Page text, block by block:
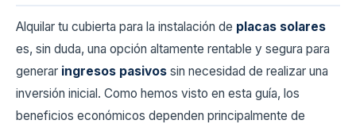
Alquilar tu cubierta para la instalación de placas solares
es, sin duda, una opción altamente rentable y segura para
generar ingresos pasivos sin necesidad de realizar una
inversión inicial. Como hemos visto en esta guía, los
beneficios económicos dependen principalmente de